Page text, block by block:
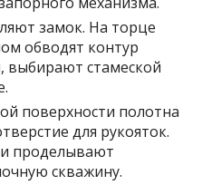
замок. На торце
обводят контур
выбирают стамеской
поверхности полотна
для рукояток.
проделывают
скважину.